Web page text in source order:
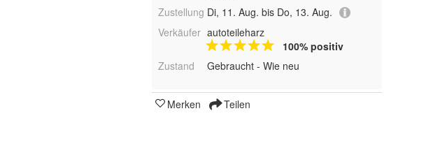
Zustellung Di, 11. Aug. bis Do, 13. Aug.
Verkäufer autoteileharz
100% positiv
Zustand
Gebraucht - Wie neu
Merken Teilen